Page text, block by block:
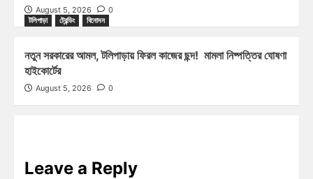
August 5, 2026
0
টলিপাড়া
ট্রেন্ডিং বিনোদন
নতুন সরকারের আমল, টলিপাড়ায় ফিরল কাজের ছন্দ! মামলা নিষ্পত্তির ঘোষণা
হাইকোর্টের
August 5, 2026 0
Leave a Reply